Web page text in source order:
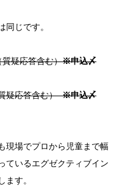
じです。
疑応答含む）※申込〆
疑応答含む）※申込〆
現場でプロから児童まで幅
ているエグゼクティブイン
ます。